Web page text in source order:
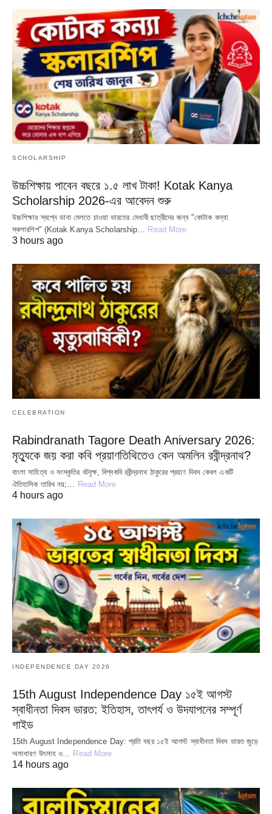
SCHOLARSHIP
উচ্চশিক্ষায় পাবেন বছরে ১.৫ লাখ টাকা! Kotak Kanya
Scholarship 2026-এর আবেদন শুরু
উচ্চশিক্ষার স্বপ্নে ডানা মেলতে চাওয়া ভারতের মেধাবী ছাত্রীদের জন্য "কোটাক কন্যা
স্কলারশিপ" (Kotak Kanya Scholarship…
Read More
3 hours ago
CELEBRATION
Rabindranath Tagore Death Aniversary 2026:
মৃত্যুকে জয় করা কবি প্রয়াণতিথিতেও কেন অমলিন রবীন্দ্রনাথ?
বাংলা সাহিত্য ও সংস্কৃতির বটবৃক্ষ, বিশ্বকবি রবীন্দ্রনাথ ঠাকুরের প্রয়াণ দিবস কেবল একটি
ঐতিহাসিক তারিখ নয়;… Read More
4 hours ago
INDEPENDENCE DAY 2026
15th August Independence Day ১৫ই আগস্ট
স্বাধীনতা দিবস ভারত: ইতিহাস, তাৎপর্য ও উদযাপনের সম্পূর্ণ
গাইড
15th August Independence Day: প্রতি বছর ১৫ই আগস্ট স্বাধীনতা দিবস ভারত জুড়ে
অসাধারণ উৎসাহ ও… Read More
14 hours ago